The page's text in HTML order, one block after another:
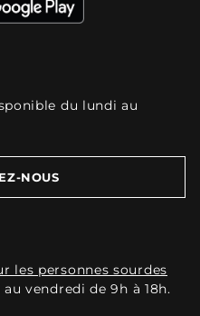
du lundi au
NOUS
les personnes sourdes
vendredi de 9h à 18h.